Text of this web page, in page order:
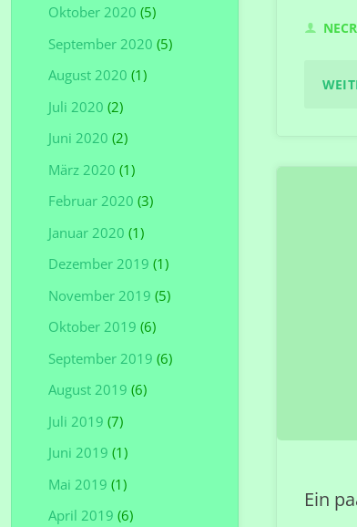
Ein
Oktober 2020 (5)
September 2020 (5)
August 2020 (1)
Juli 2020 (2)
Juni 2020 (2)
März 2020 (1)
Februar 2020 (3)
Januar 2020 (1)
Dezember 2019 (1)
November 2019 (5)
Oktober 2019 (6)
September 2019 (6)
August 2019 (6)
Juli 2019 (7)
Juni 2019 (1)
Mai 2019 (1)
April 2019 (6)